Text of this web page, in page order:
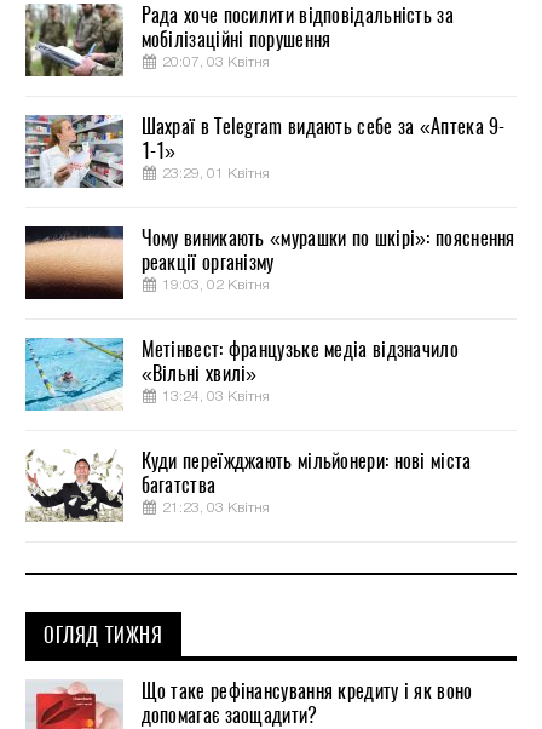
Рада хоче посилити відповідальність за
мобілізаційні порушення
20:07, 03 Квітня
Шахраї в Telegram видають себе за «Аптека 9-
1-1»
23:29, 01 Квітня
Чому виникають «мурашки по шкірі»: пояснення
реакції організму
19:03, 02 Квітня
Метінвест: французьке медіа відзначило
«Вільні хвилі»
13:24, 03 Квітня
Куди переїжджають мільйонери: нові міста
багатства
21:23, 03 Квітня
ОГЛЯД ТИЖНЯ
Що таке рефінансування кредиту і як воно
допомагає заощадити?